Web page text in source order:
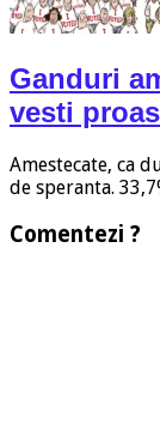
Ganduri
vesti
Amestecate, ca
de speranta.
Comentezi ?